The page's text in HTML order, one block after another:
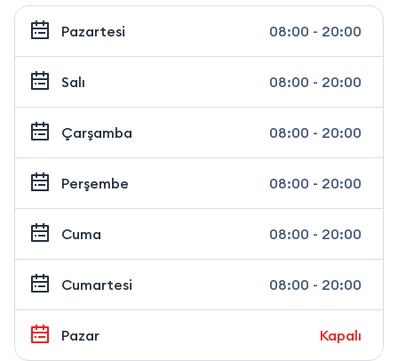
Pazartesi 08:00 - 20:00
Salı 08:00 - 20:00
Çarşamba 08:00 - 20:00
Perşembe 08:00 - 20:00
Cuma 08:00 - 20:00
Cumartesi 08:00 - 20:00
Pazar Kapalı